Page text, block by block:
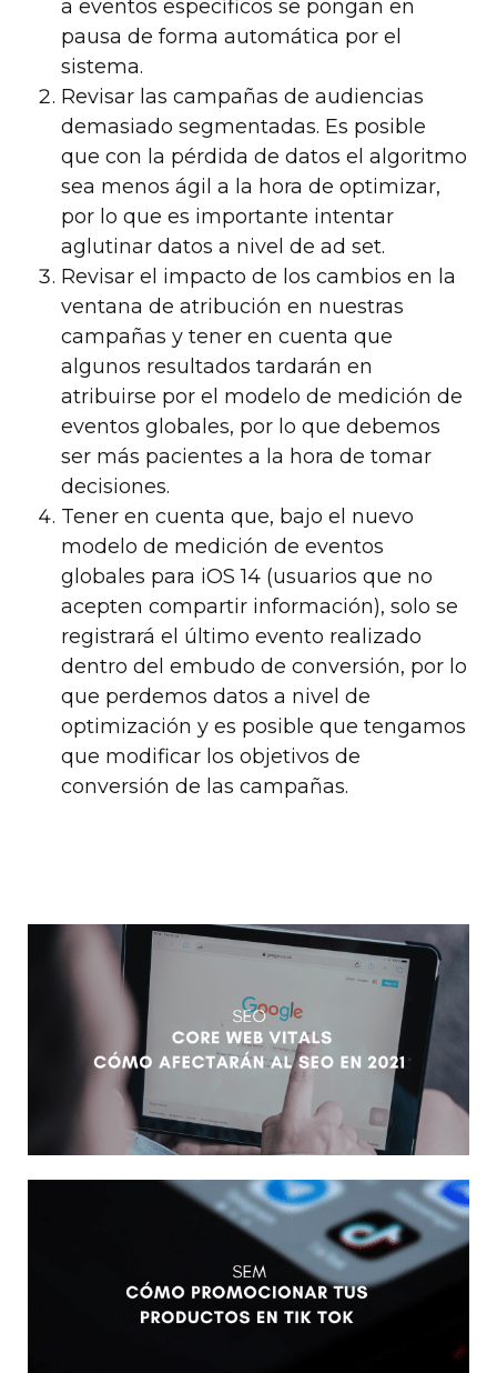
a eventos específicos se pongan en
pausa de forma automática por el
sistema.
Revisar las campañas de audiencias
demasiado segmentadas. Es posible
que con la pérdida de datos el algoritmo
sea menos ágil a la hora de optimizar,
por lo que es importante intentar
aglutinar datos a nivel de ad set.
Revisar el impacto de los cambios en la
ventana de atribución en nuestras
campañas y tener en cuenta que
algunos resultados tardarán en
atribuirse por el modelo de medición de
eventos globales, por lo que debemos
ser más pacientes a la hora de tomar
decisiones.
Tener en cuenta que, bajo el nuevo
modelo de medición de eventos
globales para iOS 14 (usuarios que no
acepten compartir información), solo se
registrará el último evento realizado
dentro del embudo de conversión, por lo
que perdemos datos a nivel de
optimización y es posible que tengamos
que modificar los objetivos de
conversión de las campañas.